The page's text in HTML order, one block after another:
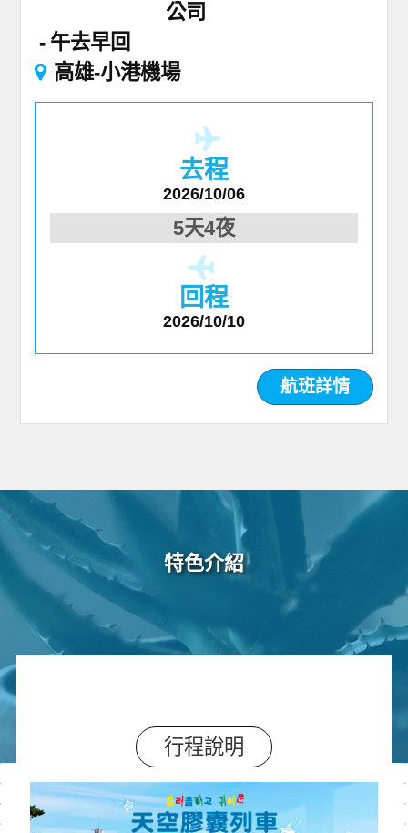
公司
午去早回
高雄-小港機場
去程
2026/10/06
5天4夜
回程
2026/10/10
航班詳情
特色介紹
行程說明